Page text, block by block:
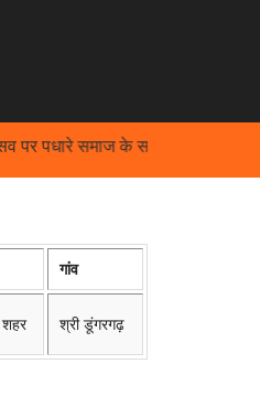
पर पधारे समाज के सभी स्वजातीय
गांव
शहर श्री डूंगरगढ़